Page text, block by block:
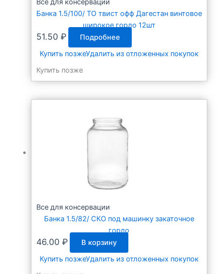
Все для консервации
Банка 1.5/100/ ТО твист офф Дагестан винтовое
широкое горло 12шт
51.50 ₽
Подробнее
Купить позжеУдалить из отложенных покупок
Купить позже
Все для консервации
Банка 1.5/82/ СКО под машинку закаточное
горло
46.00 ₽
В корзину
Купить позжеУдалить из отложенных покупок